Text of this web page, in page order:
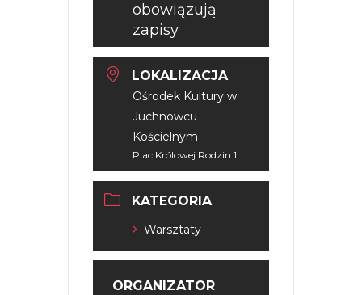
obowiązują
zapisy
LOKALIZACJA
Ośrodek Kultury w
Juchnowcu
Kościelnym
Plac Królowej Rodzin 1
KATEGORIA
Warsztaty
ORGANIZATOR